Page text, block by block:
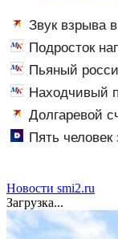
Звук взрыва
августа 2026
громкий хлопок
Подросток
ворвавшись в
Пьяный
помощи и
Находчивый
изощренным
Долгаревой
пронзительно
душе сто и
Пять
Новости smi2.ru
Загрузка...